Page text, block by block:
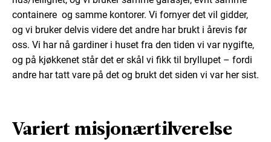
containere og samme kontorer. Vi fornyer det vil gidder,
og vi bruker delvis videre det andre har brukt i årevis før
oss. Vi har nå gardiner i huset fra den tiden vi var nygifte,
og på kjøkkenet står det er skål vi fikk til bryllupet – fordi
andre har tatt vare på det og brukt det siden vi var her sist.
Variert misjonærtilverelse